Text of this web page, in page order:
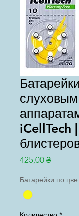
слуховым
iCellTech
425,00 ₴Цена
Батарейки по